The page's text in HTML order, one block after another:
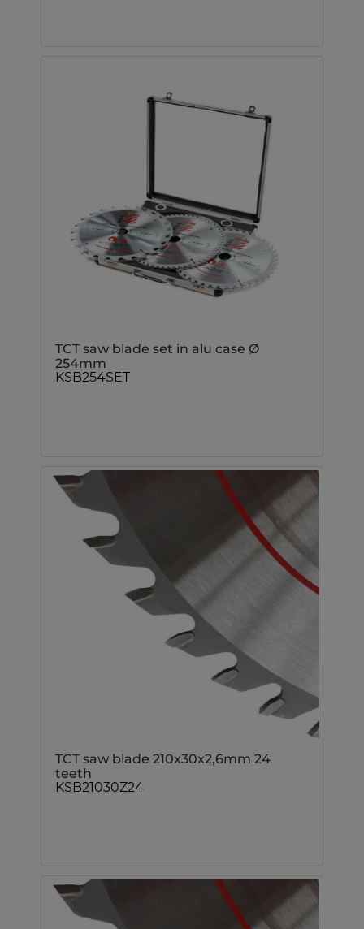
TCT saw blade set in alu case Ø
254mm
KSB254SET
TCT saw blade 210x30x2,6mm 24
teeth
KSB21030Z24